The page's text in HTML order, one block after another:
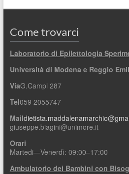
Come trovarci
Laboratorio di Epilettologia
Università di Modena e Reggio
ViaG.Campi 287
Tel059 2055747
Mail
giuseppe.biagini@unimore.it
Orari
Martedi—Venerdì: 09:00–17:00
Ambulatorio dei Bambini con